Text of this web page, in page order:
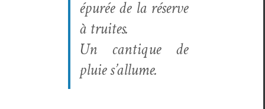
épurée de la réserve
à truites.
Un can­tique de
pluie s’allume.